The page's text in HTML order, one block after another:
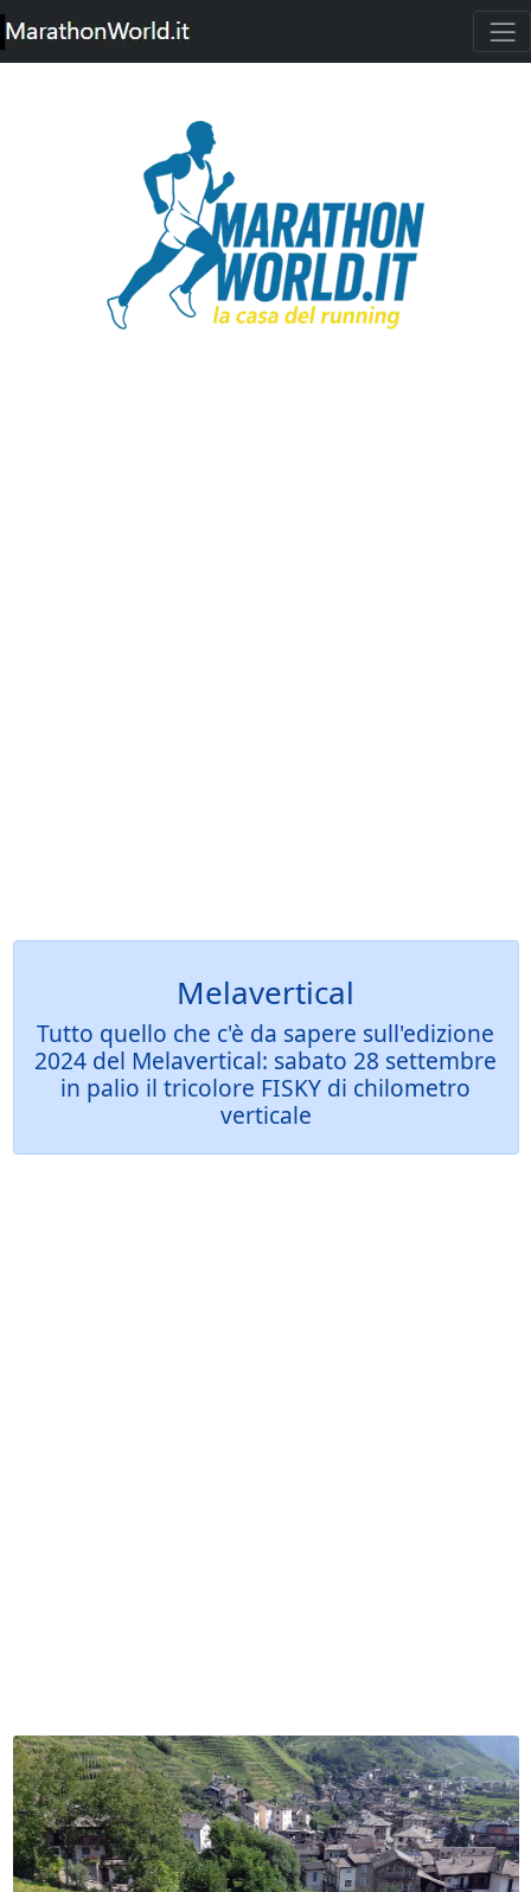
Melavertical
Tutto quello che c'è da sapere sull'edizione
2024 del Melavertical: sabato 28 settembre
in palio il tricolore FISKY di chilometro
verticale